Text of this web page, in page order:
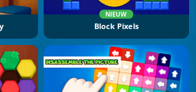
NIEUW
Block Pixels